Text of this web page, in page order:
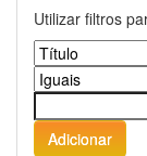
Utilizar filtros